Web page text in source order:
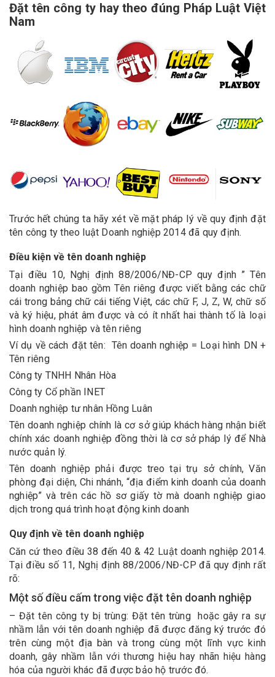
Đặt tên công ty hay theo đúng Pháp Luật Việt
Nam
Trước hết chúng ta hãy xét về mặt pháp lý về quy định đặt
tên công ty theo luật Doanh nghiệp 2014 đã quy định.
Điều kiện về tên doanh nghiệp
Tại điều 10, Nghị định 88/2006/NĐ-CP quy định ” Tên
doanh nghiệp bao gồm Tên riêng được viết bằng các chữ
cái trong bảng chữ cái tiếng Việt, các chữ F, J, Z, W, chữ số
và ký hiệu, phát âm được và có ít nhất hai thành tố là loại
hình doanh nghiệp và tên riêng
Ví dụ về cách đặt tên: Tên doanh nghiệp = Loại hình DN +
Tên riêng
Công ty TNHH Nhân Hòa
Công ty Cổ phần INET
Doanh nghiệp tư nhân Hồng Luân
Tên doanh nghiệp chính là cơ sở giúp khách hàng nhận biết
chính xác doanh nghiệp đồng thời là cơ sở pháp lý để Nhà
nước quản lý.
Tên doanh nghiệp phải được treo tại trụ sở chính, Văn
phòng đại diện, Chi nhánh, “địa điểm kinh doanh của doanh
nghiệp” và trên các hồ sơ giấy tờ mà doanh nghiệp giao
dịch trong quá trình hoạt động kinh doanh
Quy định về tên doanh nghiệp
Căn cứ theo điều 38 đến 40 & 42 Luật doanh nghiệp 2014.
Tại điều số 11, Nghị định 88/2006/NĐ-CP đã quy định rất
rõ:
Một số điều cấm trong việc đặt tên doanh nghiệp
– Đặt tên công ty bị trùng: Đặt tên trùng hoặc gây ra sự
nhầm lẫn với tên doanh nghiệp đã được đăng ký trước đó
trên cùng một địa bàn và trong cùng một lĩnh vực kinh
doanh, gây nhầm lẫn với thương hiệu hay nhãn hiệu hàng
hóa của người khác đã được bảo hộ trước đó.